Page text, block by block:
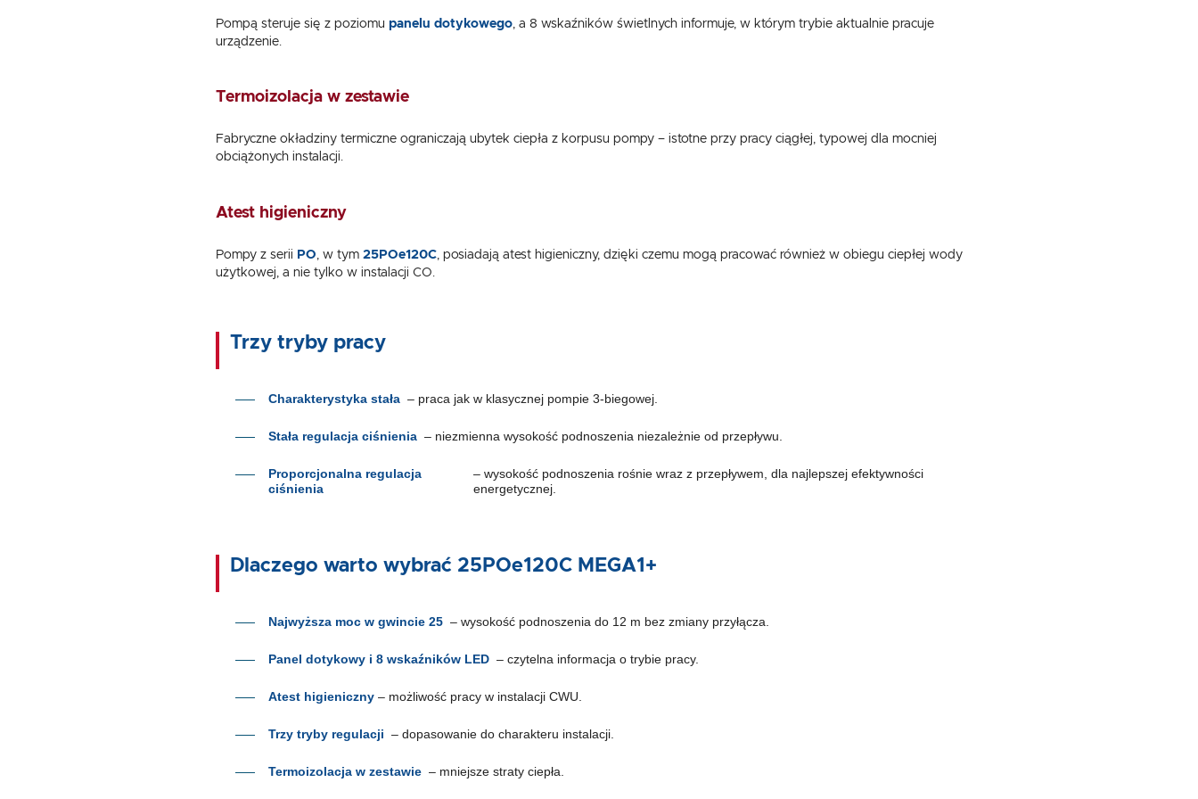
Pompą steruje się z poziomu panelu dotykowego, a 8 wskaźników świetlnych informuje, w którym trybie aktualnie pracuje
urządzenie.
Termoizolacja w zestawie
Fabryczne okładziny termiczne ograniczają ubytek ciepła z korpusu pompy – istotne przy pracy ciągłej, typowej dla mocniej
obciążonych instalacji.
Atest higieniczny
Pompy z serii PO, w tym 25POe120C, posiadają atest higieniczny, dzięki czemu mogą pracować również w obiegu ciepłej wody
użytkowej, a nie tylko w instalacji CO.
Trzy tryby pracy
Charakterystyka stała– praca jak w klasycznej pompie 3-biegowej.
Stała regulacja ciśnienia– niezmienna wysokość podnoszenia niezależnie od przepływu.
Proporcjonalna regulacja
ciśnienia
– wysokość podnoszenia rośnie wraz z przepływem, dla najlepszej efektywności
energetycznej.
Dlaczego warto wybrać 25POe120C MEGA1+
Najwyższa moc w gwincie 25– wysokość podnoszenia do 12 m bez zmiany przyłącza.
Panel dotykowy i 8 wskaźników LED– czytelna informacja o trybie pracy.
Atest higieniczny – możliwość pracy w instalacji CWU.
Trzy tryby regulacji – dopasowanie do charakteru instalacji.
Termoizolacja w zestawie– mniejsze straty ciepła.